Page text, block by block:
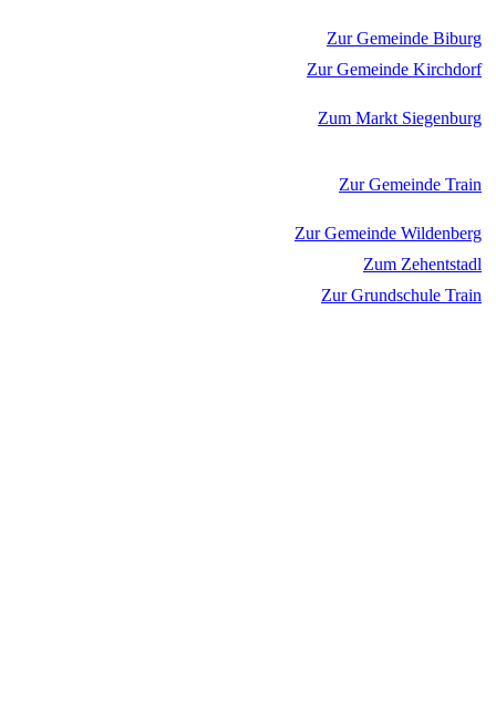
Zur Gemeinde Biburg
Zur Gemeinde Kirchdorf
Zum Markt Siegenburg
Zur Gemeinde Train
Zur Gemeinde Wildenberg
Zum Zehentstadl
Zur Grundschule Train